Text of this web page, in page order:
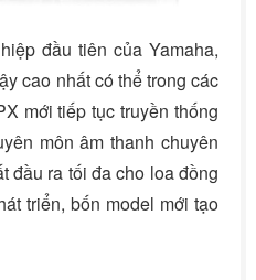
đầu tiên của Yamaha,
cao nhất có thể trong các
mới tiếp tục truyền thống
môn âm thanh chuyên
đầu ra tối đa cho loa đồng
triển, bốn model mới tạo
và lắp đặt.